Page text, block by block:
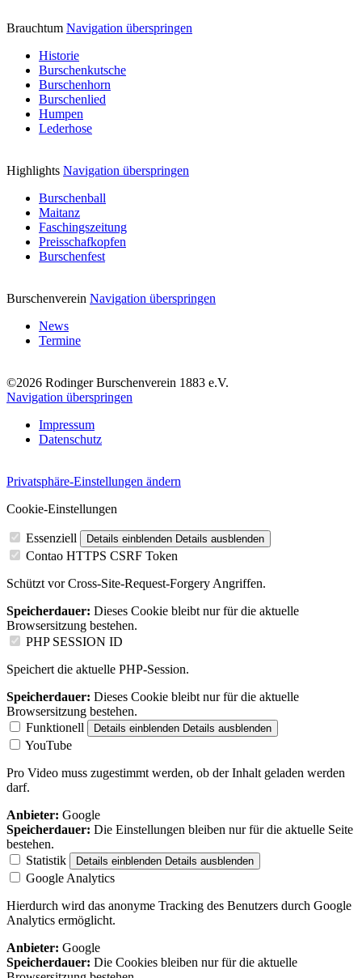
Brauchtum Navigation überspringen
Historie
Burschenkutsche
Burschenhorn
Burschenlied
Humpen
Lederhose
Highlights Navigation überspringen
Burschenball
Maitanz
Faschingszeitung
Preisschafkopfen
Burschenfest
Burschenverein Navigation überspringen
News
Termine
©2026 Rodinger Burschenverein 1883 e.V.
Navigation überspringen
Impressum
Datenschutz
Privatsphäre-Einstellungen ändern
Cookie-Einstellungen
Essenziell Details einblenden Details ausblenden
Contao HTTPS CSRF Token
Schützt vor Cross-Site-Request-Forgery Angriffen.
Speicherdauer: Dieses Cookie bleibt nur für die aktuelle
Browsersitzung bestehen.
PHP SESSION ID
Speichert die aktuelle PHP-Session.
Speicherdauer: Dieses Cookie bleibt nur für die aktuelle
Browsersitzung bestehen.
Funktionell
Details einblenden Details ausblenden
YouTube
Pro Video muss zugestimmt werden, ob der Inhalt geladen werden
darf.
Anbieter: Google
Speicherdauer: Die Einstellungen bleiben nur für die aktuelle Seite
bestehen.
Statistik
Details einblenden Details ausblenden
Google Analytics
Hierdurch wird das anonyme Tracking des Benutzers durch Google
Analytics ermöglicht.
Anbieter: Google
Speicherdauer: Die Cookies bleiben nur für die aktuelle